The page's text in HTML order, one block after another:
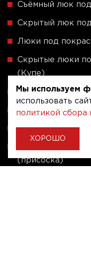
Съёмный люк
Скрытый люк
Люки под
Скрытые люки
(Купе)
Ревизионные
Напольные
Рассчитать люк
(присоска)
Мы используем
использовать
политикой сбора
ХОРОШО